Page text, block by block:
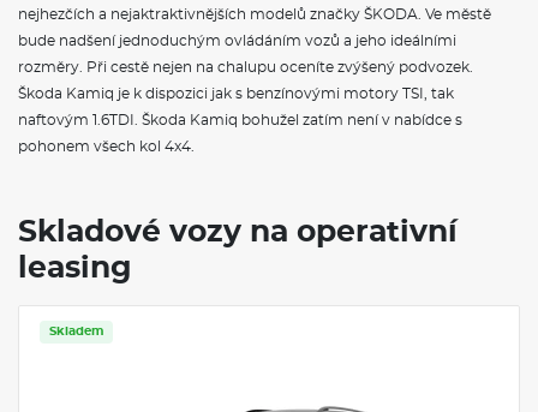
Bezdrátové nabíjení telefonu
Vyhřívané čelní sklo
VÝBAVA VE VÝBAVA STUPNI
Hliníkové pedály
Sunset
Automatické stmívání pro vnitřní zpětné zrcátko
Elektrické ovládání oken vpředu a vzadu
Víko schránky před spolujezdcem, s osvětlením
Síťový program
Hlavice/madlo řadící páky z kůže
nejhezčích a nejaktraktivnějších modelů značky ŠKODA. Ve městě
bude nadšení jednoduchým ovládáním vozů a jeho ideálními
rozměry. Při cestě nejen na chalupu oceníte zvýšený podvozek.
Škoda Kamiq je k dispozici jak s benzínovými motory TSI, tak
naftovým 1.6TDI. Škoda Kamiq bohužel zatím není v nabídce s
pohonem všech kol 4x4.
Skladové vozy na operativní
leasing
Skladem